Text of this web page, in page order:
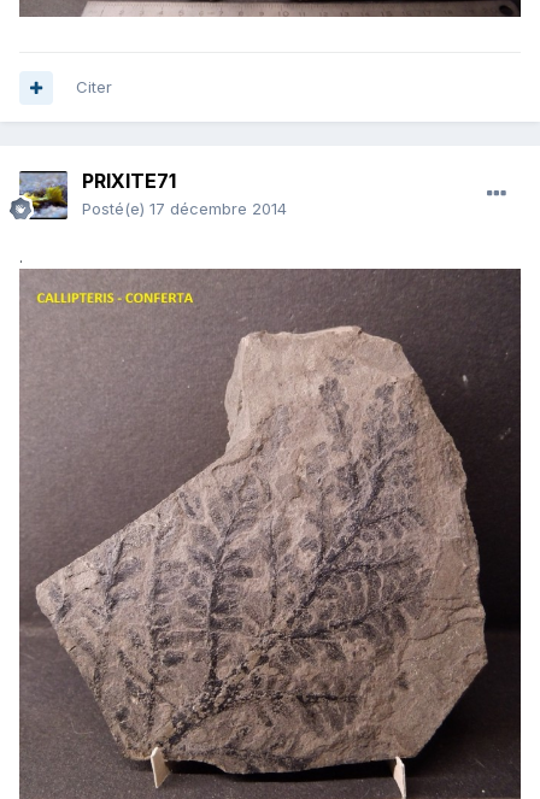
Citer
PRIXITE71
Posté(e) 17 décembre 2014
.